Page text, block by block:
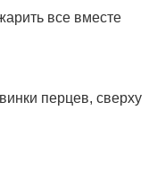
все вместе
перцев, сверху